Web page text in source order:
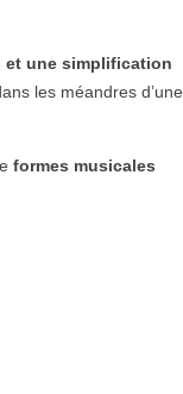
et une simplification
les méandres d’une
formes musicales